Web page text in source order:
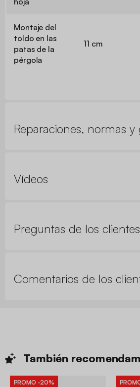
Montaje del
toldo en las
patas de la
pérgola
11 cm
Reparaciones, normas y
Vídeos
Preguntas de los clientes
Comentarios de los
También
PROMO -20%